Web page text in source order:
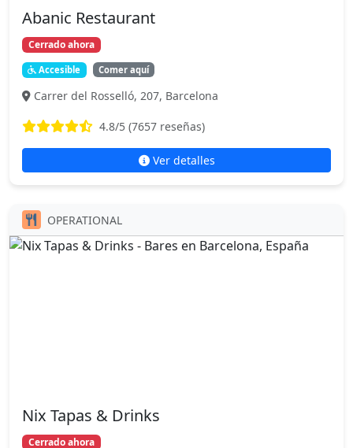
Abanic Restaurant
Cerrado ahora
Accesible Comer aquí
Carrer del Rosselló, 207, Barcelona
4.8/5 (7657 reseñas)
Ver detalles
OPERATIONAL
Nix Tapas & Drinks
Cerrado ahora